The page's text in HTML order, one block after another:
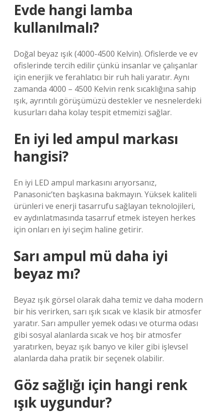
Evde hangi lamba
kullanılmalı?
Doğal beyaz ışık (4000-4500 Kelvin). Ofislerde ve ev
ofislerinde tercih edilir çünkü insanlar ve çalışanlar
için enerjik ve ferahlatıcı bir ruh hali yaratır. Aynı
zamanda 4000 – 4500 Kelvin renk sıcaklığına sahip
ışık, ayrıntılı görüşümüzü destekler ve nesnelerdeki
kusurları daha kolay tespit etmemizi sağlar.
En iyi led ampul markası
hangisi?
En iyi LED ampul markasını arıyorsanız,
Panasonic’ten başkasına bakmayın. Yüksek kaliteli
ürünleri ve enerji tasarrufu sağlayan teknolojileri,
ev aydınlatmasında tasarruf etmek isteyen herkes
için onları en iyi seçim haline getirir.
Sarı ampul mü daha iyi
beyaz mı?
Beyaz ışık görsel olarak daha temiz ve daha modern
bir his verirken, sarı ışık sıcak ve klasik bir atmosfer
yaratır. Sarı ampuller yemek odası ve oturma odası
gibi sosyal alanlarda sıcak ve hoş bir atmosfer
yaratırken, beyaz ışık banyo ve kiler gibi işlevsel
alanlarda daha pratik bir seçenek olabilir.
Göz sağlığı için hangi renk
ışık uygundur?